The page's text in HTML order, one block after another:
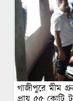
গাজীপুরে মীম